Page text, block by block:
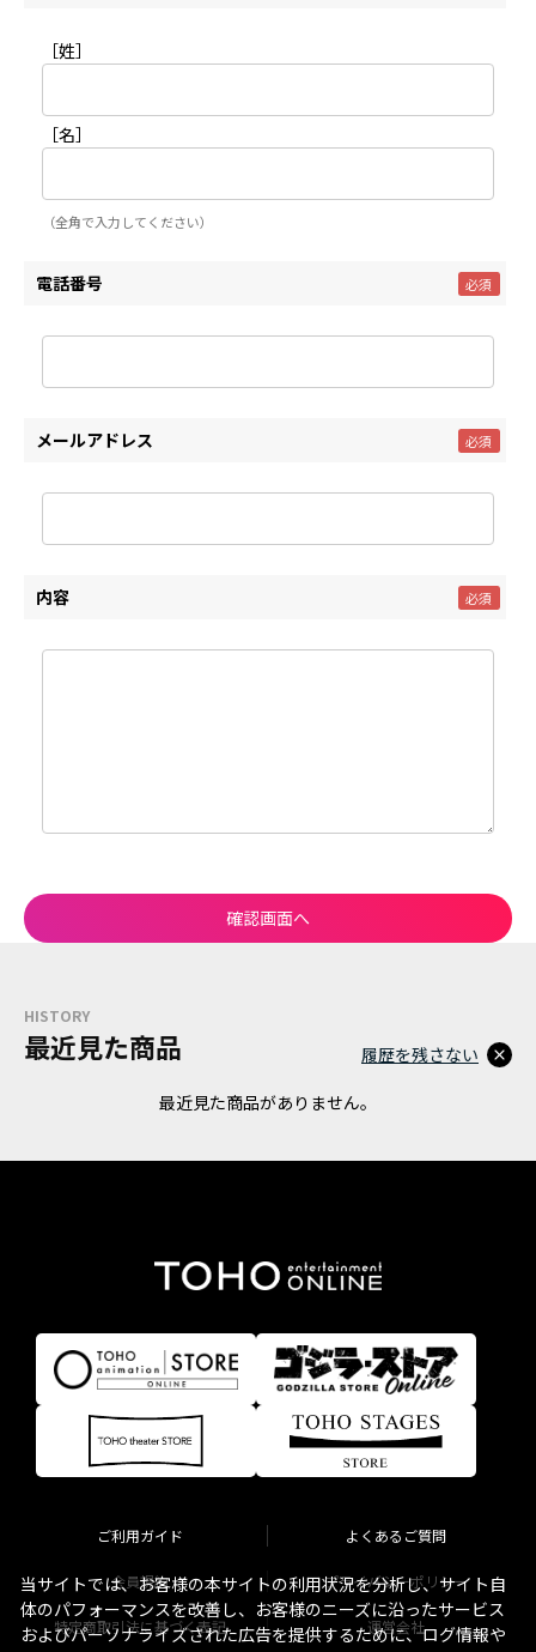
［姓］
［名］
（全角で入力してください）
電話番号
メールアドレス
内容
HISTORY
最近見た商品
最近見た商品がありません。
履歴を残さない
ご利用ガイド よくあるご質問
会員規約 プライバシーポリシー
特定商取引法に基づく表記 運営会社
当サイトでは、お客様の本サイトの利用状況を分析し、サイト自
体のパフォーマンスを改善し、お客様のニーズに沿ったサービス
およびパーソナライズされた広告を提供するために、ログ情報や